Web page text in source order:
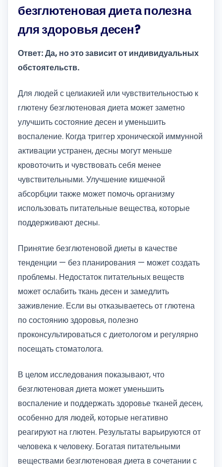
безглютеновая диета полезна
для здоровья десен?
Ответ: Да, но это зависит от индивидуальных
обстоятельств.
Для людей с целиакией или чувствительностью к
глютену безглютеновая диета может заметно
улучшить состояние десен и уменьшить
воспаление. Когда триггер хронической иммунной
активации устранен, десны могут меньше
кровоточить и чувствовать себя менее
чувствительными. Улучшение кишечной
абсорбции также может помочь организму
использовать питательные вещества, которые
поддерживают десны.
Принятие безглютеновой диеты в качестве
тенденции — без планирования — может создать
проблемы. Недостаток питательных веществ
может ослабить ткань десен и замедлить
заживление. Если вы отказываетесь от глютена
по состоянию здоровья, полезно
проконсультироваться с диетологом и регулярно
посещать стоматолога.
В целом исследования показывают, что
безглютеновая диета может уменьшить
воспаление и поддержать здоровье тканей десен,
особенно для людей, которые негативно
реагируют на глютен. Результаты варьируются от
человека к человеку. Богатая питательными
веществами безглютеновая диета в сочетании с